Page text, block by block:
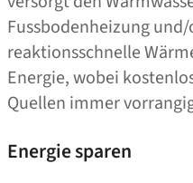
Fussbodenheizung
reaktionsschnelle
Energie, wobei
Quellen immer
Energie sparen